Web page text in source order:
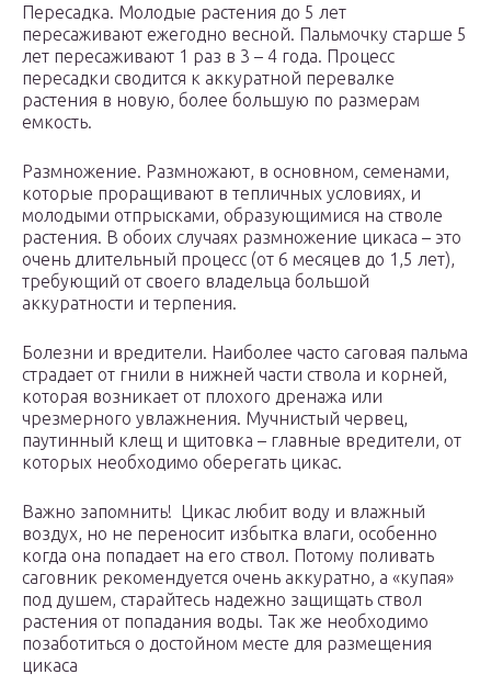
Пересадка. Молодые растения до 5 лет
пересаживают ежегодно весной. Пальмочку старше 5
лет пересаживают 1 раз в 3 – 4 года. Процесс
пересадки сводится к аккуратной перевалке
растения в новую, более большую по размерам
емкость.
Размножение. Размножают, в основном, семенами,
которые проращивают в тепличных условиях, и
молодыми отпрысками, образующимися на стволе
растения. В обоих случаях размножение цикаса – это
очень длительный процесс (от 6 месяцев до 1,5 лет),
требующий от своего владельца большой
аккуратности и терпения.
Болезни и вредители. Наиболее часто саговая пальма
страдает от гнили в нижней части ствола и корней,
которая возникает от плохого дренажа или
чрезмерного увлажнения. Мучнистый червец,
паутинный клещ и щитовка – главные вредители, от
которых необходимо оберегать цикас.
Важно запомнить! Цикас любит воду и влажный
воздух, но не переносит избытка влаги, особенно
когда она попадает на его ствол. Потому поливать
саговник рекомендуется очень аккуратно, а «купая»
под душем, старайтесь надежно защищать ствол
растения от попадания воды. Так же необходимо
позаботиться о достойном месте для размещения
цикаса